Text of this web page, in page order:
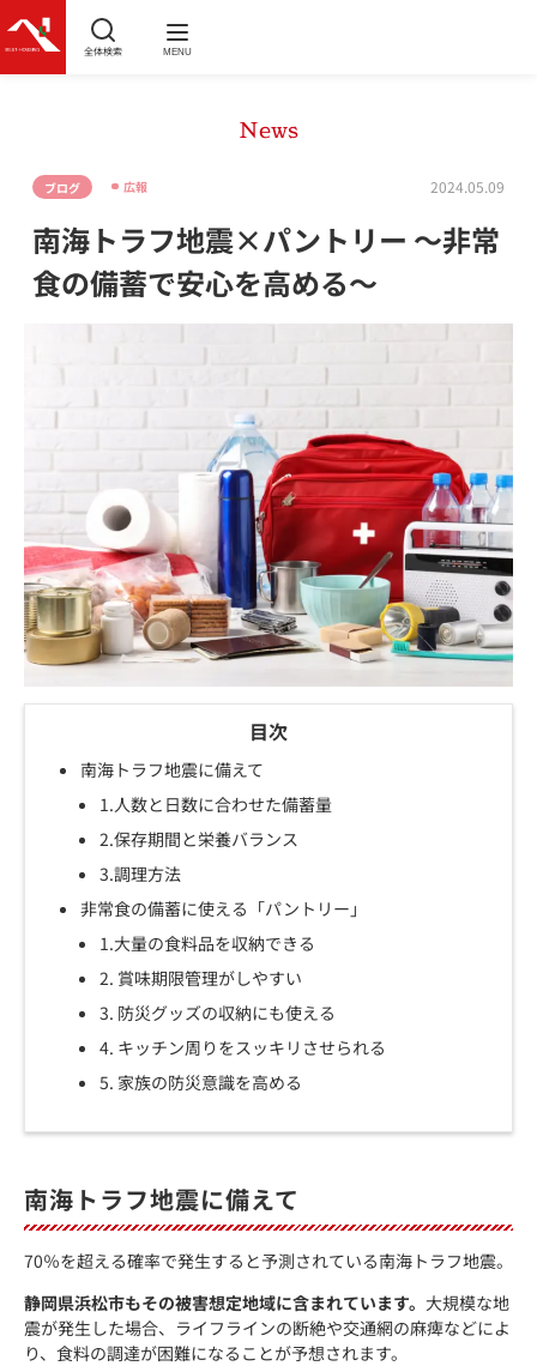
全体検索 MENU
News
ブログ 広報 2024.05.09
南海トラフ地震×パントリー ～非常
食の備蓄で安心を高める～
目次
南海トラフ地震に備えて
1.人数と日数に合わせた備蓄量
2.保存期間と栄養バランス
3.調理方法
非常食の備蓄に使える「パントリー」
1.大量の食料品を収納できる
2. 賞味期限管理がしやすい
3. 防災グッズの収納にも使える
4. キッチン周りをスッキリさせられる
5. 家族の防災意識を高める
南海トラフ地震に備えて
70％を超える確率で発生すると予測されている南海トラフ地震。
静岡県浜松市もその被害想定地域に含まれています。 大規模な地
震が発生した場合、ライフラインの断絶や交通網の麻痺などによ
り、食料の調達が困難になることが予想されます。